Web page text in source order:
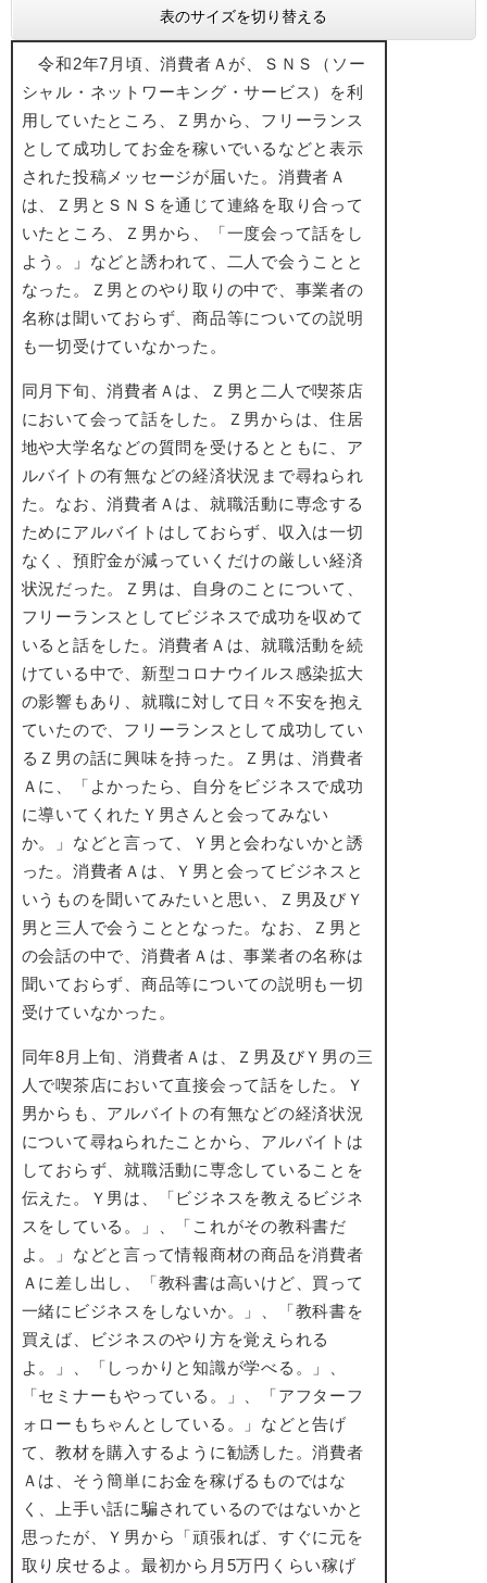
表のサイズを切り替える
令和2年7月頃、消費者Ａが、ＳＮＳ（ソー
シャル・ネットワーキング・サービス）を利
用していたところ、Ｚ男から、フリーランス
として成功してお金を稼いでいるなどと表示
された投稿メッセージが届いた。消費者Ａ
は、Ｚ男とＳＮＳを通じて連絡を取り合って
いたところ、Ｚ男から、「一度会って話をし
よう。」などと誘われて、二人で会うことと
なった。Ｚ男とのやり取りの中で、事業者の
名称は聞いておらず、商品等についての説明
も一切受けていなかった。
同月下旬、消費者Ａは、Ｚ男と二人で喫茶店
において会って話をした。Ｚ男からは、住居
地や大学名などの質問を受けるとともに、ア
ルバイトの有無などの経済状況まで尋ねられ
た。なお、消費者Ａは、就職活動に専念する
ためにアルバイトはしておらず、収入は一切
なく、預貯金が減っていくだけの厳しい経済
状況だった。Ｚ男は、自身のことについて、
フリーランスとしてビジネスで成功を収めて
いると話をした。消費者Ａは、就職活動を続
けている中で、新型コロナウイルス感染拡大
の影響もあり、就職に対して日々不安を抱え
ていたので、フリーランスとして成功してい
るＺ男の話に興味を持った。Ｚ男は、消費者
Ａに、「よかったら、自分をビジネスで成功
に導いてくれたＹ男さんと会ってみない
か。」などと言って、Ｙ男と会わないかと誘
った。消費者Ａは、Ｙ男と会ってビジネスと
いうものを聞いてみたいと思い、Ｚ男及びＹ
男と三人で会うこととなった。なお、Ｚ男と
の会話の中で、消費者Ａは、事業者の名称は
聞いておらず、商品等についての説明も一切
受けていなかった。
同年8月上旬、消費者Ａは、Ｚ男及びＹ男の三
人で喫茶店において直接会って話をした。Ｙ
男からも、アルバイトの有無などの経済状況
について尋ねられたことから、アルバイトは
しておらず、就職活動に専念していることを
伝えた。Ｙ男は、「ビジネスを教えるビジネ
スをしている。」、「これがその教科書だ
よ。」などと言って情報商材の商品を消費者
Ａに差し出し、「教科書は高いけど、買って
一緒にビジネスをしないか。」、「教科書を
買えば、ビジネスのやり方を覚えられる
よ。」、「しっかりと知識が学べる。」、
「セミナーもやっている。」、「アフターフ
ォローもちゃんとしている。」などと告げ
て、教材を購入するように勧誘した。消費者
Ａは、そう簡単にお金を稼げるものではな
く、上手い話に騙されているのではないかと
思ったが、Ｙ男から「頑張れば、すぐに元を
取り戻せるよ。最初から月5万円くらい稼げ